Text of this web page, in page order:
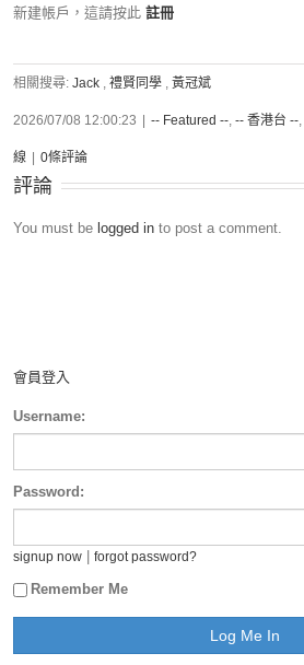
新建帳戶，這請按此 註冊
相關搜尋: Jack , 禮賢同學 , 黃冠斌
2026/07/08 12:00:23 -- Featured --, -- 香港台 --,
線 0條評論
評論
You must be logged in to post a comment.
會員登入
Username:
Password:
signup now forgot password?
Remember Me